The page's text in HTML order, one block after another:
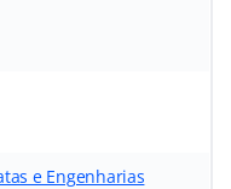
e Engenharias